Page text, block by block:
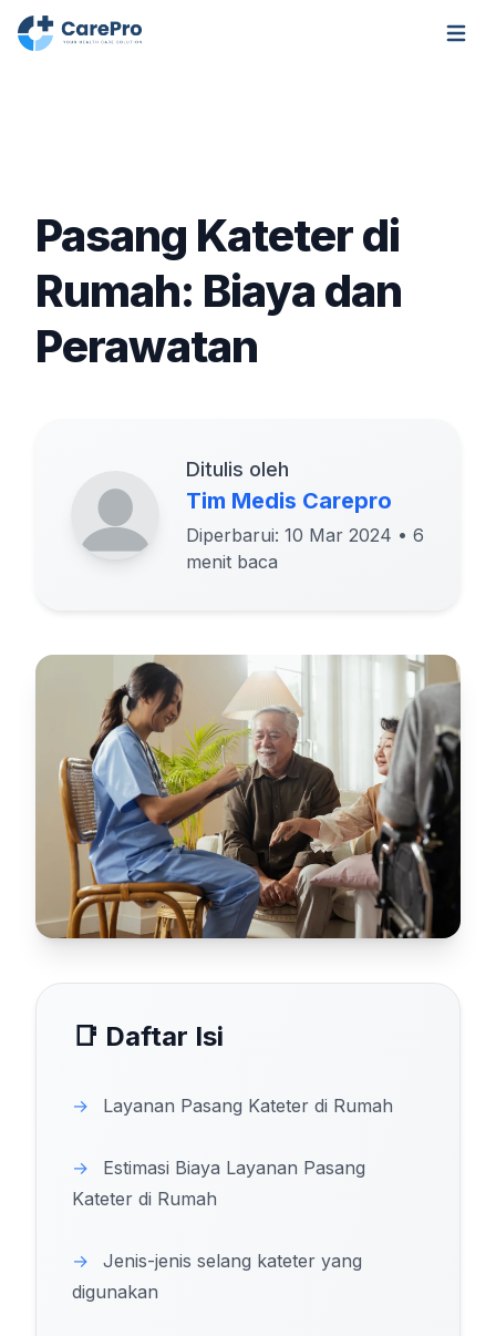
Open
Pasang Kateter di
Rumah: Biaya dan
Perawatan
Ditulis oleh
Tim Medis Carepro
Diperbarui: 10 Mar 2024 • 6
menit baca
📑 Daftar Isi
→ Layanan Pasang Kateter di Rumah
→
Estimasi Biaya Layanan Pasang
Kateter di Rumah
→
Jenis-jenis selang kateter yang
digunakan